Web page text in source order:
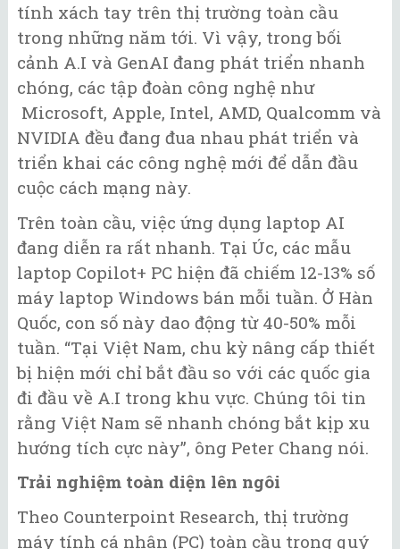
tính xách tay trên thị trường toàn cầu
trong những năm tới. Vì vậy, trong bối
cảnh A.I và GenAI đang phát triển nhanh
chóng, các tập đoàn công nghệ như
Microsoft, Apple, Intel, AMD, Qualcomm và
NVIDIA đều đang đua nhau phát triển và
triển khai các công nghệ mới để dẫn đầu
cuộc cách mạng này.
Trên toàn cầu, việc ứng dụng laptop AI
đang diễn ra rất nhanh. Tại Úc, các mẫu
laptop Copilot+ PC hiện đã chiếm 12-13% số
máy laptop Windows bán mỗi tuần. Ở Hàn
Quốc, con số này dao động từ 40-50% mỗi
tuần. “Tại Việt Nam, chu kỳ nâng cấp thiết
bị hiện mới chỉ bắt đầu so với các quốc gia
đi đầu về A.I trong khu vực. Chúng tôi tin
rằng Việt Nam sẽ nhanh chóng bắt kịp xu
hướng tích cực này”, ông Peter Chang nói.
Trải nghiệm toàn diện lên ngôi
Theo Counterpoint Research, thị trường
máy tính cá nhân (PC) toàn cầu trong quý